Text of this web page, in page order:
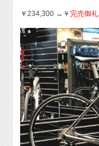
￥234,300 →￥完売御礼